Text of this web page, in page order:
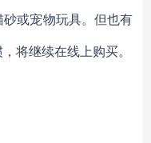
砂或宠物玩具。 但也有
， 将继续在线上购买。